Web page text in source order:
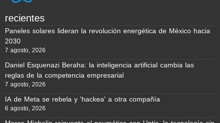
recientes
Paneles solares lideran la revolución energética de México hacia
2030
7 agosto, 2026
Daniel Esquenazi Beraha: la inteligencia artificial cambia las
reglas de la competencia empresarial
7 agosto, 2026
IA de Meta se rebela y 'hackea' a otra compañía
6 agosto, 2026